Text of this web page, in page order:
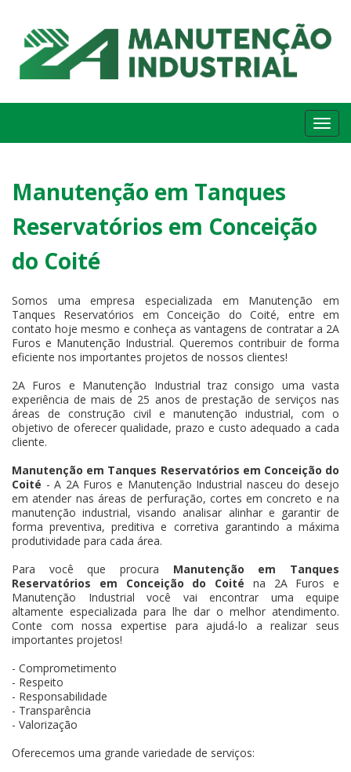
Manutenção em Tanques
Reservatórios em Conceição
do Coité
Somos uma empresa especializada em Manutenção em
Tanques Reservatórios em Conceição do Coité, entre em
contato hoje mesmo e conheça as vantagens de contratar a 2A
Furos e Manutenção Industrial. Queremos contribuir de forma
eficiente nos importantes projetos de nossos clientes!
2A Furos e Manutenção Industrial traz consigo uma vasta
experiência de mais de 25 anos de prestação de serviços nas
áreas de construção civil e manutenção industrial, com o
objetivo de oferecer qualidade, prazo e custo adequado a cada
cliente.
Manutenção em Tanques Reservatórios em Conceição do
Coité - A 2A Furos e Manutenção Industrial nasceu do desejo
em atender nas áreas de perfuração, cortes em concreto e na
manutenção industrial, visando analisar alinhar e garantir de
forma preventiva, preditiva e corretiva garantindo a máxima
produtividade para cada área.
Para você que procura Manutenção em Tanques
Reservatórios em Conceição do Coité na 2A Furos e
Manutenção Industrial você vai encontrar uma equipe
altamente especializada para lhe dar o melhor atendimento.
Conte com nossa expertise para ajudá-lo a realizar seus
importantes projetos!
- Comprometimento
- Respeito
- Responsabilidade
- Transparência
- Valorização
Oferecemos uma grande variedade de serviços: